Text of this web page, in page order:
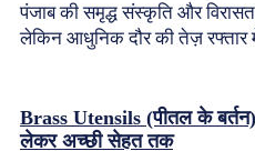
पंजाब की समृद्ध संस्कृति और विरासत
लेकिन आधुनिक दौर की तेज़ रफ्तार
Brass Utensils (पीतल के
लेकर अच्छी सेहत तक